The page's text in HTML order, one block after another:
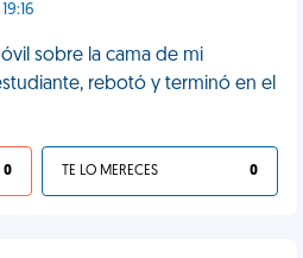
sobre la cama de mi
rebotó y terminó en el
0 TE LO MERECES 0